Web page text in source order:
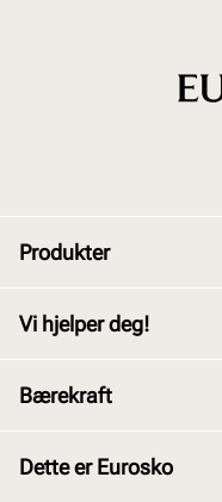
Produkter
Barn
Vi hjelper deg!
Kjøpsbetingelser
Bærekraft
Dette er Eurosko